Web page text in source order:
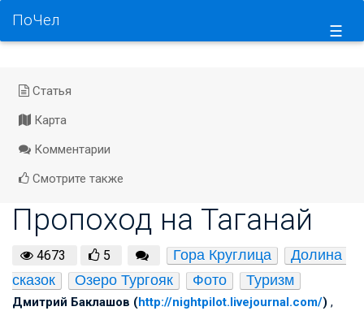
☰
ПоЧел
Статья
Карта
Комментарии
Смотрите также
Пропоход на Таганай
4673 5 Гора Круглица
Долина
сказок
Озеро Тургояк Фото Туризм
Дмитрий Баклашов (http://nightpilot.livejournal.com/) ,